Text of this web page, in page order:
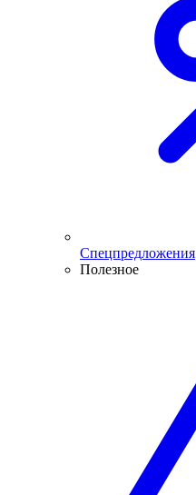
Спецпредложения
Полезное